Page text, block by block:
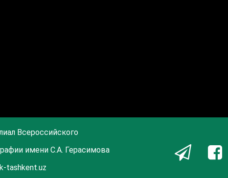
Всероссийского
имени С.А. Герасимова
tashkent.uz